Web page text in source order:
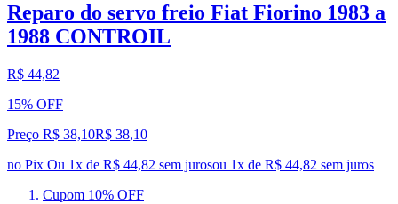
Reparo do servo freio Fiat Fiorino 1983 a
1988 CONTROIL
R$ 44,82
15% OFF
Preço R$ 38,10R$ 38,10
no Pix Ou 1x de R$ 44,82 sem jurosou 1x de R$ 44,82 sem juros
Cupom 10% OFF